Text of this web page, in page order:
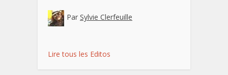
Par Sylvie Clerfeuille
Lire tous les Editos